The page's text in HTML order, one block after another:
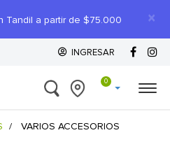
×
Tandil a partir de $75.000
INGRESAR
0
VARIOS ACCESORIOS